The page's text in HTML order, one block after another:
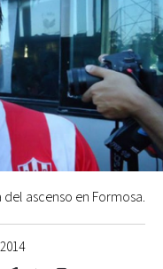
ascenso en Formosa.